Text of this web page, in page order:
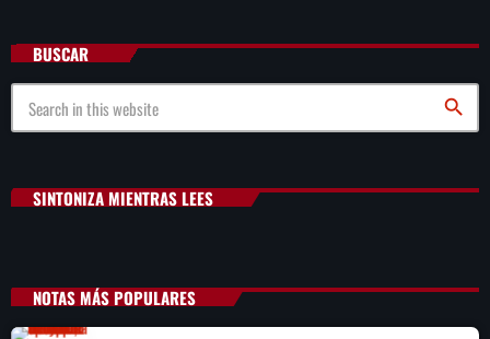
BUSCAR
search
SINTONIZA MIENTRAS LEES
NOTAS MÁS POPULARES